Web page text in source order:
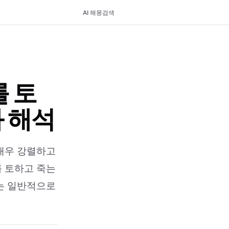
AI 해몽검색
토
해석
우 강렬하고
토하고 죽는
일반적으로